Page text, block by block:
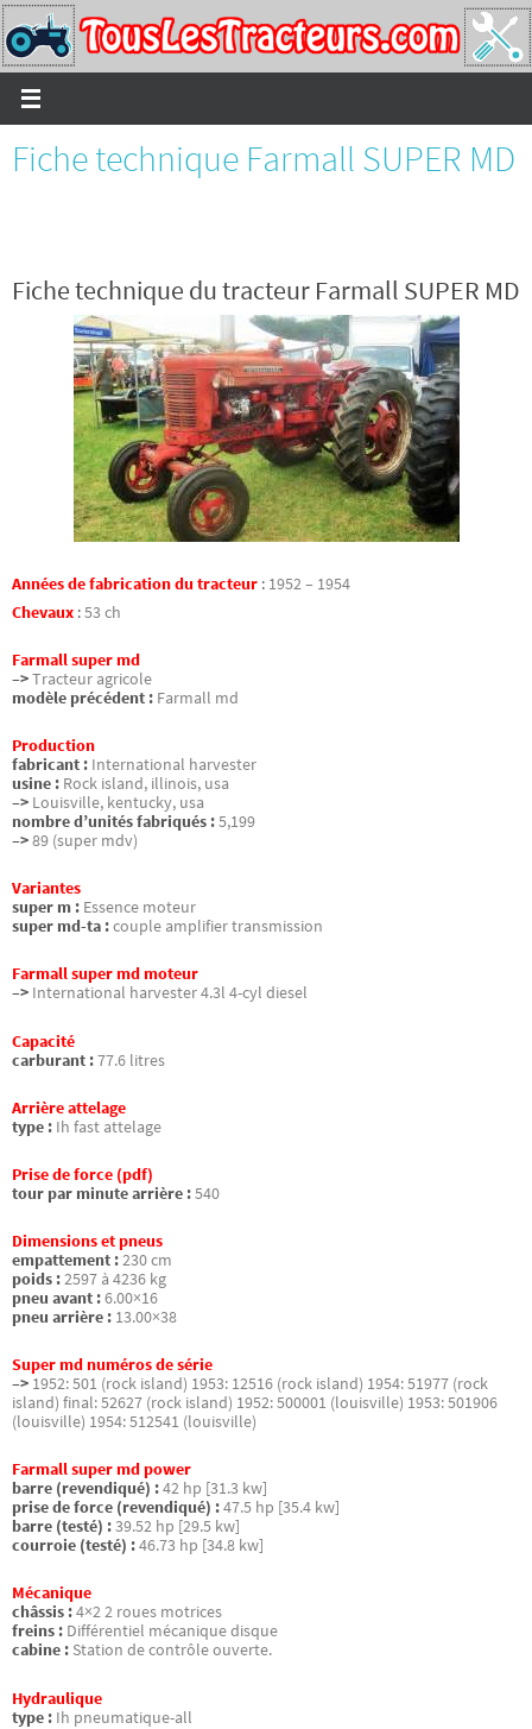
Passer
vers
le
contenu
Fiche technique Farmall SUPER MD
Fiche technique du tracteur Farmall SUPER MD
Années de fabrication du tracteur : 1952 – 1954
Chevaux :53 ch
Farmall super md
–>Tracteur agricole
modèle précédent : Farmall md
Production
fabricant : International harvester
usine : Rock island, illinois, usa
–> Louisville, kentucky, usa
nombre d’unités fabriqués :5,199
–>89 (super mdv)
Variantes
super m : Essence moteur
super md-ta :couple amplifier transmission
Farmall super md moteur
–> International harvester 4.3l 4-cyl diesel
Capacité
carburant :77.6 litres
Arrière attelage
type : Ih fast attelage
Prise de force (pdf)
tour par minute arrière :540
Dimensions et pneus
empattement :230 cm
poids :2597 à 4236 kg
pneu avant :6.00×16
pneu arrière : 13.00×38
Super md numéros de série
–> 1952: 501 (rock island) 1953: 12516 (rock island) 1954: 51977 (rock
island) final: 52627 (rock island) 1952: 500001 (louisville) 1953: 501906
(louisville) 1954: 512541 (louisville)
Farmall super md power
barre (revendiqué) :42 hp [31.3 kw]
prise de force (revendiqué) :47.5 hp [35.4 kw]
barre (testé) :39.52 hp [29.5 kw]
courroie (testé) :46.73 hp [34.8 kw]
Mécanique
châssis :4×2 2 roues motrices
freins : Différentiel mécanique disque
cabine : Station de contrôle ouverte.
Hydraulique
type : Ih pneumatique-all